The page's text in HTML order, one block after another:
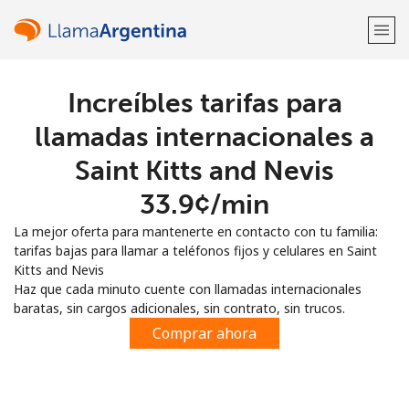
¡Bienvenido!
Regístrate con
o
Increíbles tarifas para
llamadas internacionales a
Saint Kitts and Nevis
⁦33.9¢⁩/min
La mejor oferta para mantenerte en contacto con tu familia:
tarifas bajas para llamar a teléfonos fijos y celulares en Saint
Kitts and Nevis
Haz que cada minuto cuente con llamadas internacionales
baratas, sin cargos adicionales, sin contrato, sin trucos.
Comprar ahora